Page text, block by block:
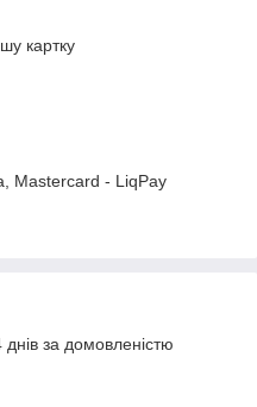
картку
Mastercard - LiqPay
за домовленістю